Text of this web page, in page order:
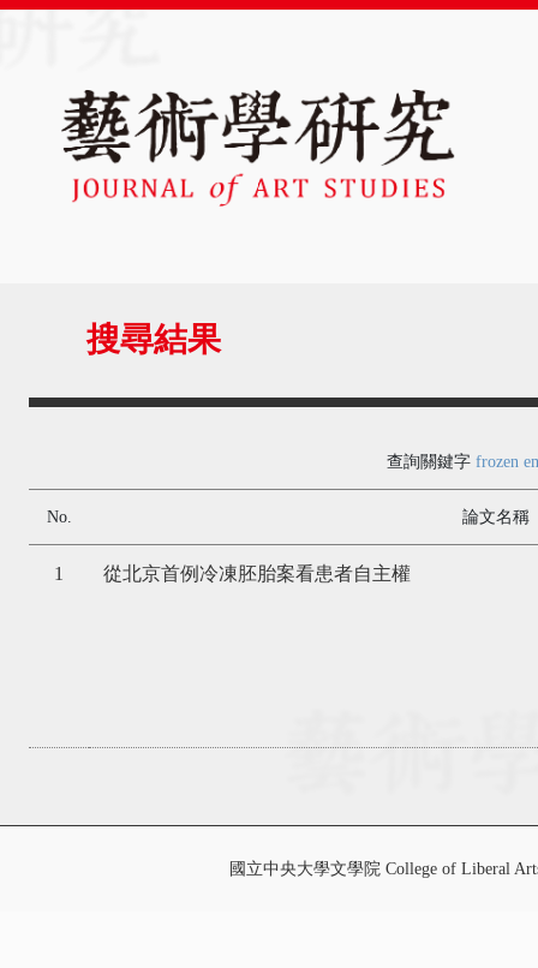
搜尋結果
查詢關鍵字 frozen
No. 論文名稱
1 從北京首例冷凍胚胎案看患者自主權
國立中央大學文學院 College of Liberal